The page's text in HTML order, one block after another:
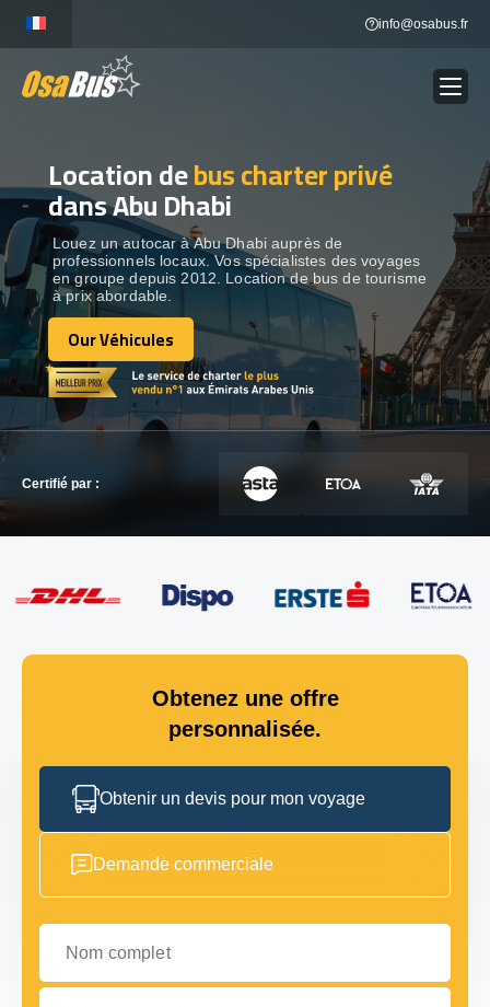
content
info@osabus.fr
LOCATION DE BUS Show dropdown
DESTINATIONS
OUR VÉHICULES
CONTACTEZ-NOUS
CONTACTEZ-NOUS
Location debus charter privé
dans Abu Dhabi
Louez un autocar à Abu Dhabi auprès de
professionnels locaux. Vos spécialistes des voyages
en groupe depuis 2012. Location de bus de tourisme
à prix abordable.
Our Véhicules
Our Véhicules
Certifié par :
Obtenez une offre
personnalisée.
Obtenir un devis pour mon voyage
Demande commerciale
Nom complet
Votre adresse e-mail